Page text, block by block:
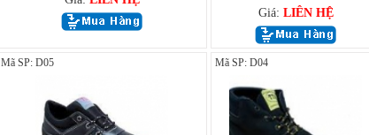
Giá: LIÊN HỆ
Mã SP: D05 Mã SP: D04